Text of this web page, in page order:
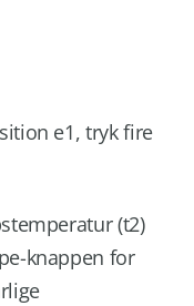
e1, tryk fire
(t2)
knappen for